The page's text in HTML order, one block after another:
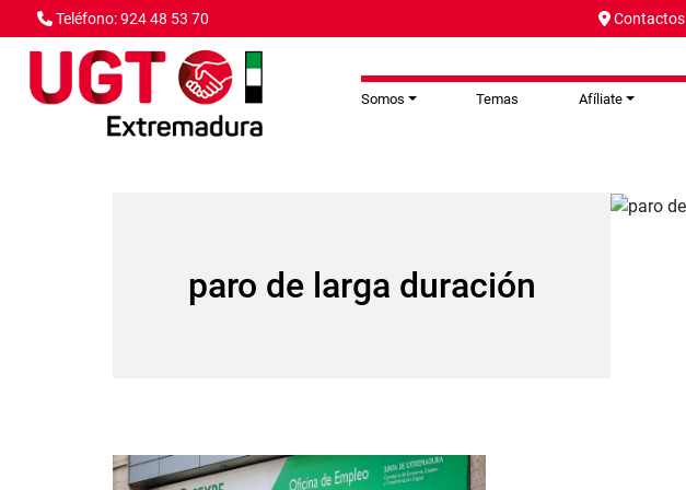
Pasar al contenido principal
Teléfono: 924 48 53 70 Contactos
Somos Temas Afíliate
paro de larga duración